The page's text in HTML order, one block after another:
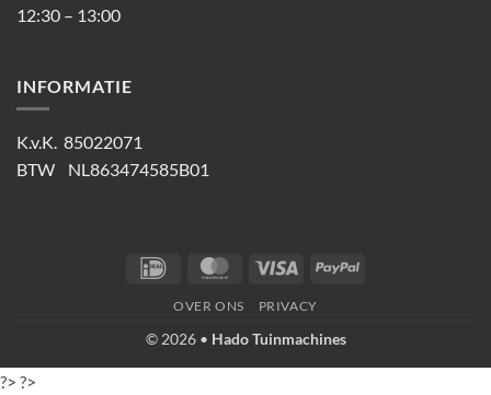
12:30 – 13:00
INFORMATIE
K.v.K. 85022071
BTW NL863474585B01
IDeal MasterCard
Visa PayPal
OVER ONS PRIVACY
© 2026 • Hado Tuinmachines
?> ?>